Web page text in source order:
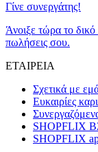
Γίνε συνεργάτης!
Άνοιξε τώρα το
πωλήσεις σου.
ΕΤΑΙΡΕΙΑ
Σχετικά με
Ευκαιρίες
SHOPFLIX
SHOPFLIX